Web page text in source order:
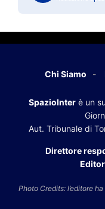
Chi Siamo
SpazioInter è un
Aut. Tribunale di
Direttore
Photo Credits: l’editore